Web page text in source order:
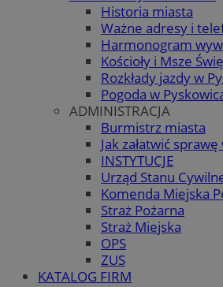
Historia miasta
Ważne adresy i
Harmonogram
Kościoły i Msze
Rozkłady jazdy w
Pogoda w
ADMINISTRACJA
Burmistrz miasta
Jak załatwić
INSTYTUCJE
Urząd Stanu
Komenda Miejska
Straż Pożarna
Straż Miejska
OPS
ZUS
KATALOG FIRM